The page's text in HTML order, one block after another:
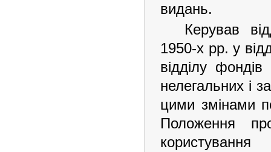
видань.
Керував
1950-х рр. у
відділу
нелегальних і
цими змінами
Положення